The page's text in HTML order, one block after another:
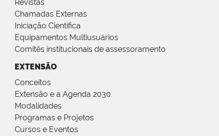
Revistas
Chamadas Externas
Iniciação Científica
Equipamentos Multiusuários
Comitês institucionais de assessoramento
EXTENSÃO
Conceitos
Extensão e a Agenda 2030
Modalidades
Programas e Projetos
Cursos e Eventos